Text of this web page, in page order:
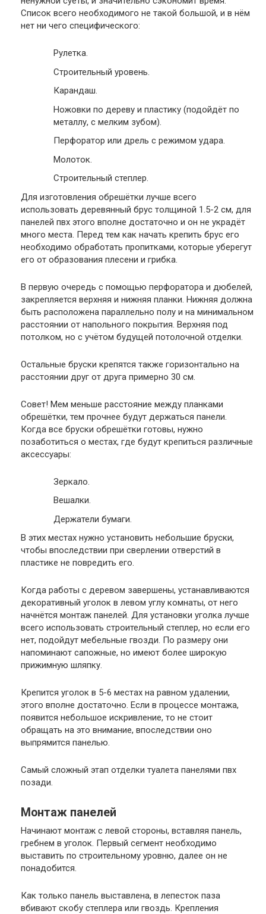
Список всего необходимого не такой большой, и в нём
нет ни чего специфического:
Рулетка.
Строительный уровень.
Карандаш.
Ножовки по дереву и пластику (подойдёт по
металлу, с мелким зубом).
Перфоратор или дрель с режимом удара.
Молоток.
Строительный степлер.
Для изготовления обрешётки лучше всего
использовать деревянный брус толщиной 1.5-2 см, для
панелей пвх этого вполне достаточно и он не украдёт
много места. Перед тем как начать крепить брус его
необходимо обработать пропитками, которые уберегут
его от образования плесени и грибка.
В первую очередь с помощью перфоратора и дюбелей,
закрепляется верхняя и нижняя планки. Нижняя должна
быть расположена параллельно полу и на минимальном
расстоянии от напольного покрытия. Верхняя под
потолком, но с учётом будущей потолочной отделки.
Остальные бруски крепятся также горизонтально на
расстоянии друг от друга примерно 30 см.
Совет! Мем меньше расстояние между планками
обрешётки, тем прочнее будут держаться панели.
Когда все бруски обрешётки готовы, нужно
позаботиться о местах, где будут крепиться различные
аксессуары:
Зеркало.
Вешалки.
Держатели бумаги.
В этих местах нужно установить небольшие бруски,
чтобы впоследствии при сверлении отверстий в
пластике не повредить его.
Когда работы с деревом завершены, устанавливаются
декоративный уголок в левом углу комнаты, от него
начнётся монтаж панелей. Для установки уголка лучше
всего использовать строительный степлер, но если его
нет, подойдут мебельные гвозди. По размеру они
напоминают сапожные, но имеют более широкую
прижимную шляпку.
Крепится уголок в 5-6 местах на равном удалении,
этого вполне достаточно. Если в процессе монтажа,
появится небольшое искривление, то не стоит
обращать на это внимание, впоследствии оно
выпрямится панелью.
Самый сложный этап отделки туалета панелями пвх
позади.
Монтаж панелей
Начинают монтаж с левой стороны, вставляя панель,
гребнем в уголок. Первый сегмент необходимо
выставить по строительному уровню, далее он не
понадобится.
Как только панель выставлена, в лепесток паза
вбивают скобу степлера или гвоздь. Крепления